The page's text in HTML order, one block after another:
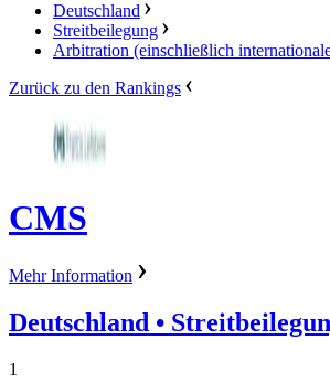
Deutschland
Streitbeilegung
Arbitration (einschließlich
Zurück zu den Rankings
CMS
Mehr Information
Deutschland •
1